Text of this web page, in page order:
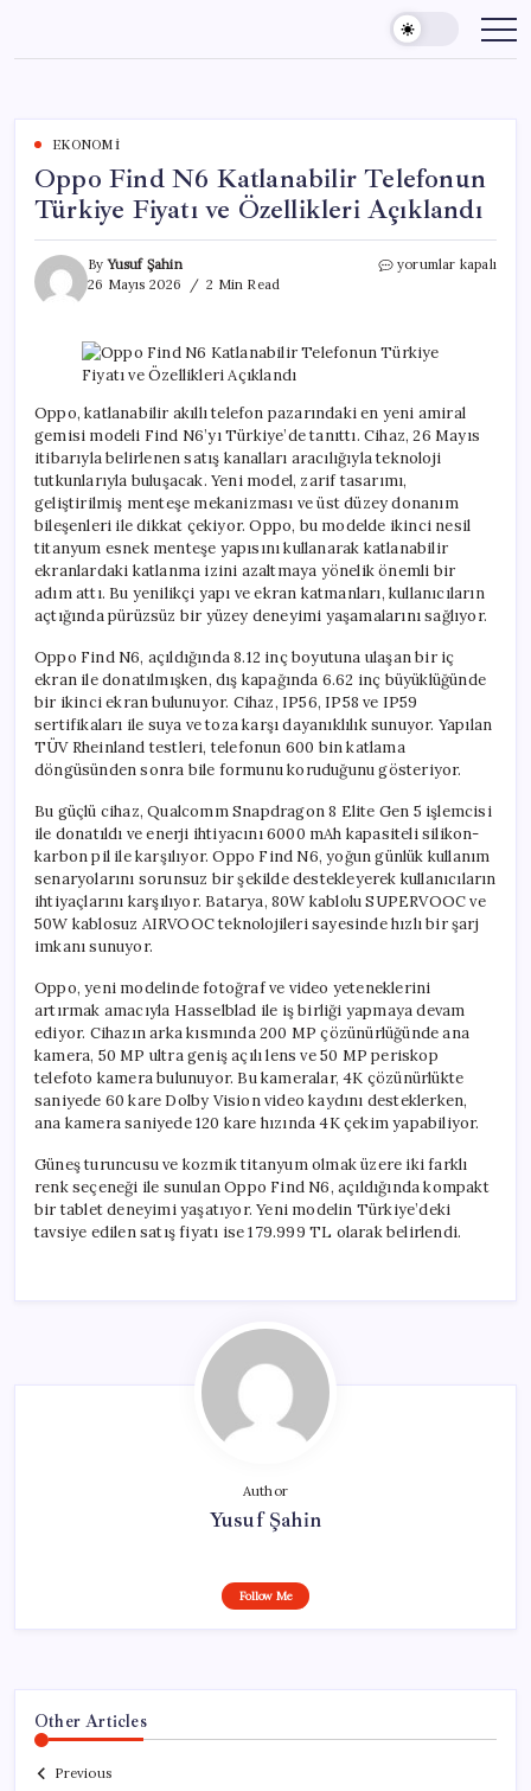
content
EKONOMI
Oppo Find N6 Katlanabilir Telefonun
Türkiye Fiyatı ve Özellikleri Açıklandı
ByYusuf Şahin
26 Mayıs 2026
2 Min Read
Oppo
Telefonun
Türkiye
ve
Özellikleri
Açıklandı
için
yorumlar kapalı
Oppo, katlanabilir akıllı telefon pazarındaki en yeni amiral
gemisi modeli Find N6’yı Türkiye’de tanıttı. Cihaz, 26 Mayıs
itibarıyla belirlenen satış kanalları aracılığıyla teknoloji
tutkunlarıyla buluşacak. Yeni model, zarif tasarımı,
geliştirilmiş menteşe mekanizması ve üst düzey donanım
bileşenleri ile dikkat çekiyor. Oppo, bu modelde ikinci nesil
titanyum esnek menteşe yapısını kullanarak katlanabilir
ekranlardaki katlanma izini azaltmaya yönelik önemli bir
adım attı. Bu yenilikçi yapı ve ekran katmanları, kullanıcıların
açtığında pürüzsüz bir yüzey deneyimi yaşamalarını sağlıyor.
Oppo Find N6, açıldığında 8.12 inç boyutuna ulaşan bir iç
ekran ile donatılmışken, dış kapağında 6.62 inç büyüklüğünde
bir ikinci ekran bulunuyor. Cihaz, IP56, IP58 ve IP59
sertifikaları ile suya ve toza karşı dayanıklılık sunuyor. Yapılan
TÜV Rheinland testleri, telefonun 600 bin katlama
döngüsünden sonra bile formunu koruduğunu gösteriyor.
Bu güçlü cihaz, Qualcomm Snapdragon 8 Elite Gen 5 işlemcisi
ile donatıldı ve enerji ihtiyacını 6000 mAh kapasiteli silikon-
karbon pil ile karşılıyor. Oppo Find N6, yoğun günlük kullanım
senaryolarını sorunsuz bir şekilde destekleyerek kullanıcıların
ihtiyaçlarını karşılıyor. Batarya, 80W kablolu SUPERVOOC ve
50W kablosuz AIRVOOC teknolojileri sayesinde hızlı bir şarj
imkanı sunuyor.
Oppo, yeni modelinde fotoğraf ve video yeteneklerini
artırmak amacıyla Hasselblad ile iş birliği yapmaya devam
ediyor. Cihazın arka kısmında 200 MP çözünürlüğünde ana
kamera, 50 MP ultra geniş açılı lens ve 50 MP periskop
telefoto kamera bulunuyor. Bu kameralar, 4K çözünürlükte
saniyede 60 kare Dolby Vision video kaydını desteklerken,
ana kamera saniyede 120 kare hızında 4K çekim yapabiliyor.
Güneş turuncusu ve kozmik titanyum olmak üzere iki farklı
renk seçeneği ile sunulan Oppo Find N6, açıldığında kompakt
bir tablet deneyimi yaşatıyor. Yeni modelin Türkiye’deki
tavsiye edilen satış fiyatı ise 179.999 TL olarak belirlendi.
Author
Yusuf Şahin
Follow Me
Other Articles
Previous